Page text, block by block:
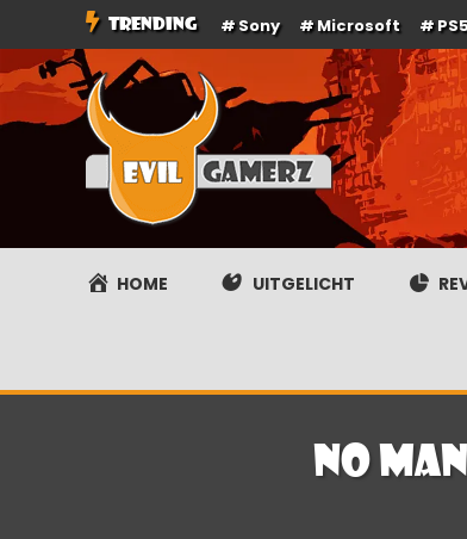
naar
de
TRENDING Sony Microsoft
Evilgamerz
Het meest interessante game nieuws, reviews,
HOME UITGELICHT
No